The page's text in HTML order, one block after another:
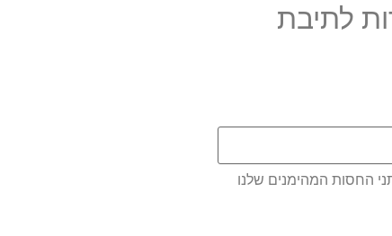
לתיבת
החסות המהימנים שלנו